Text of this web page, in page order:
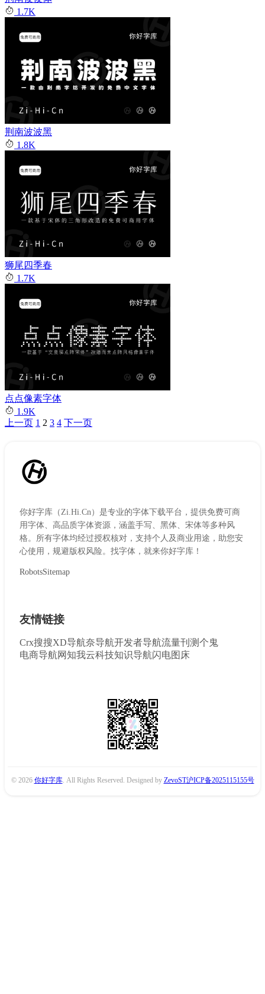
1.7K
荆南波波黑
1.8K
狮尾四季春
1.7K
点点像素字体
1.9K
文
上一页 1 2 3 4 下一页
你好字库（Zi.Hi.Cn）是专业的字体下载平台，提供免费可商
用字体、高品质字体资源，涵盖手写、黑体、宋体等多种风
格。所有字体均经过授权核对，支持个人及商业用途，助您安
心使用，规避版权风险。找字体，就来你好字库！
RobotsSitemap
友情链接
Crx搜搜XD导航奈导航开发者导航流量刊 测个鬼
电商导航网知我云科技知识导航闪电图床
© 2026 你好字库. All Rights Reserved. Designed by ZevoST沪ICP备2025115155号